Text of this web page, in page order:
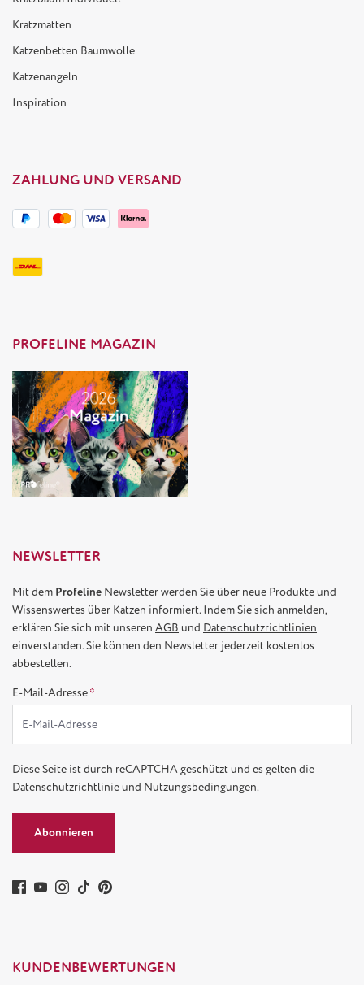
Kratzmatten
Katzenbetten Baumwolle
Katzenangeln
Inspiration
ZAHLUNG UND VERSAND
PROFELINE MAGAZIN
NEWSLETTER
Mit dem Profeline Newsletter werden Sie über neue Produkte und
Wissenswertes über Katzen informiert. Indem Sie sich anmelden,
erklären Sie sich mit unseren AGB und Datenschutzrichtlinien
einverstanden. Sie können den Newsletter jederzeit kostenlos
abbestellen.
E-Mail-Adresse*
Diese Seite ist durch reCAPTCHA geschützt und es gelten die
Datenschutzrichtlinieund Nutzungsbedingungen.
Abonnieren
KUNDENBEWERTUNGEN